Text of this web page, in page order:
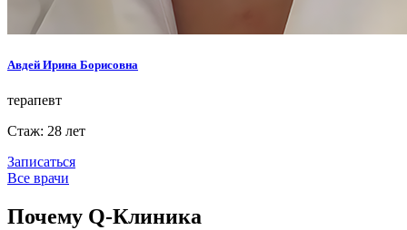
Авдей Ирина Борисовна
терапевт
Стаж: 28 лет
Записаться
Все врачи
Почему Q-Клиника